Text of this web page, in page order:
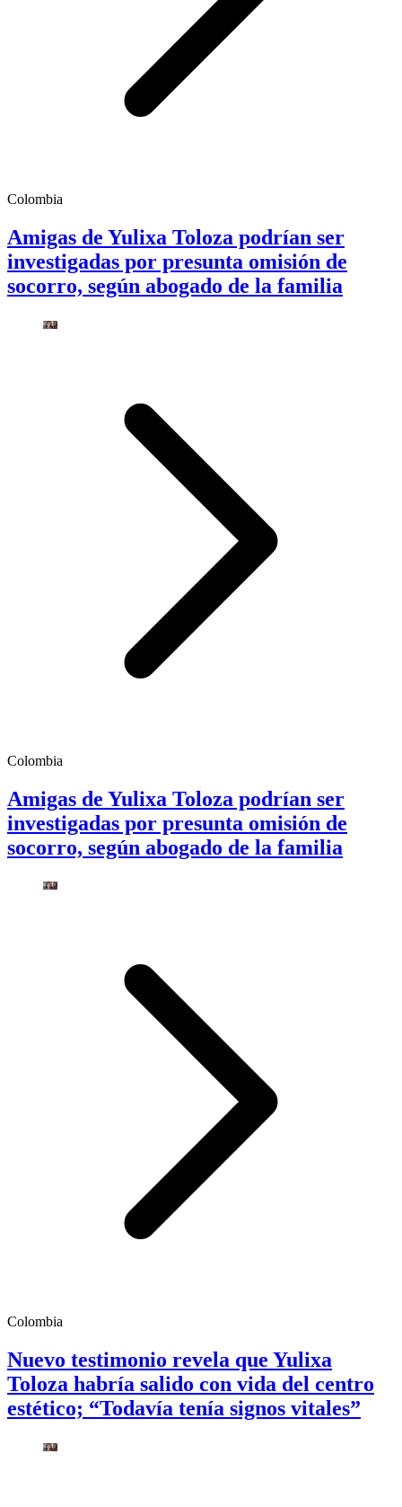
Colombia
Amigas de Yulixa Toloza podrían ser
investigadas por presunta omisión de
socorro, según abogado de la familia
Colombia
Amigas de Yulixa Toloza podrían ser
investigadas por presunta omisión de
socorro, según abogado de la familia
Colombia
Nuevo testimonio revela que Yulixa
Toloza habría salido con vida del centro
estético; “Todavía tenía signos vitales”